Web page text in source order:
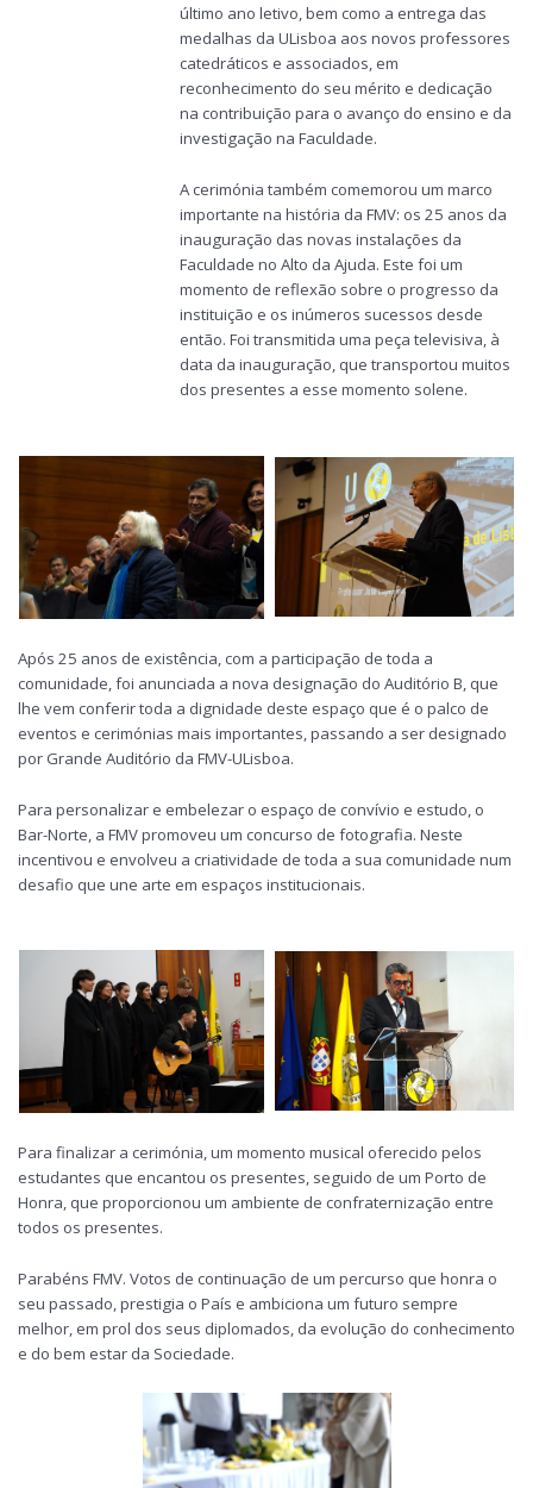
último ano letivo, bem como a entrega das
medalhas da ULisboa aos novos professores
catedráticos e associados, em
reconhecimento do seu mérito e dedicação
na contribuição para o avanço do ensino e da
investigação na Faculdade.
A cerimónia também comemorou um marco
importante na história da FMV: os 25 anos da
inauguração das novas instalações da
Faculdade no Alto da Ajuda. Este foi um
momento de reflexão sobre o progresso da
instituição e os inúmeros sucessos desde
então. Foi transmitida uma peça televisiva, à
data da inauguração, que transportou muitos
dos presentes a esse momento solene.
Após 25 anos de existência, com a participação de toda a
comunidade, foi anunciada a nova designação do Auditório B, que
lhe vem conferir toda a dignidade deste espaço que é o palco de
eventos e cerimónias mais importantes, passando a ser designado
por Grande Auditório da FMV-ULisboa.
Para personalizar e embelezar o espaço de convívio e estudo, o
Bar-Norte, a FMV promoveu um concurso de fotografia. Neste
incentivou e envolveu a criatividade de toda a sua comunidade num
desafio que une arte em espaços institucionais.
Para finalizar a cerimónia, um momento musical oferecido pelos
estudantes que encantou os presentes, seguido de um Porto de
Honra, que proporcionou um ambiente de confraternização entre
todos os presentes.
Parabéns FMV. Votos de continuação de um percurso que honra o
seu passado, prestigia o País e ambiciona um futuro sempre
melhor, em prol dos seus diplomados, da evolução do conhecimento
e do bem estar da Sociedade.